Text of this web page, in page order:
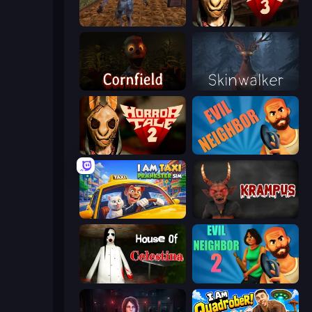
Creepy Granny Scream: Scary Freddy
Cornfield Skinwalker
Evil Neighbor
I Am Taxi Prankster Sim Krampus
House of Celestina Evil Neighbor 2